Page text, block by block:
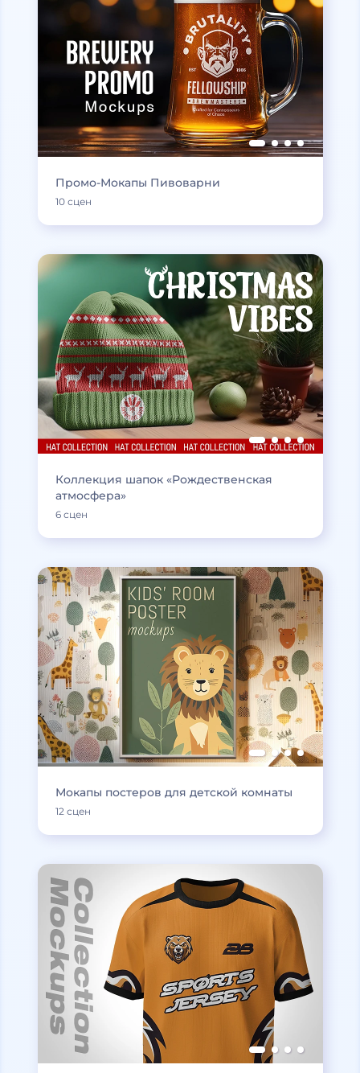
Промо-Мокапы Пивоварни
10 сцен
Коллекция шапок «Рождественская
атмосфера»
6 сцен
Мокапы постеров для детской комнаты
12 сцен